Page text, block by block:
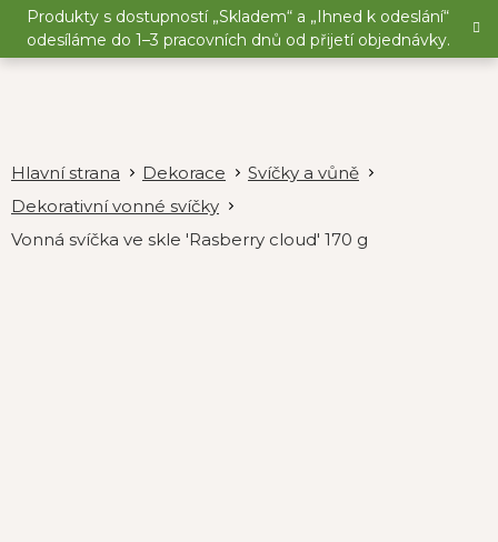
Přejít
obsah
Produkty s dostupností „Skladem“ a „Ihned k odeslání“
odesíláme do 1–3 pracovních dnů od přijetí objednávky.
Dekorace
Svíčky a vůně
Dekorativní vonné svíčky
Vonná svíčka ve skle 'Rasberry cloud' 170 g